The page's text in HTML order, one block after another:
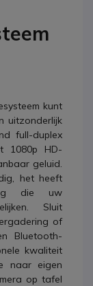
kunt
uitzonderlijk
full-duplex
1080p HD-
geluid.
het heeft
die uw
Sluit
of
Bluetooth-
kwaliteit
naar eigen
op tafel